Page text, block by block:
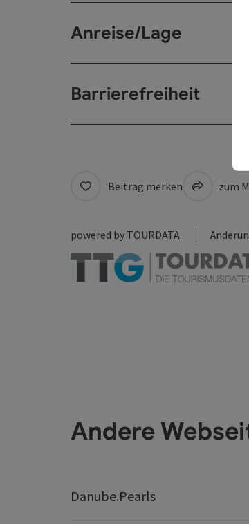
Anreise/Lage
Barrierefreiheit
Beitrag merken zum
powered by TOURDATA
Andere
Danube.Pearls